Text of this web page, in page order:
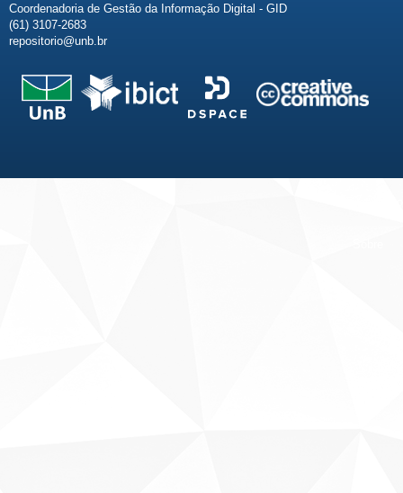
Coordenadoria de Gestão da Informação Digital - GID
(61) 3107-2683
repositorio@unb.br